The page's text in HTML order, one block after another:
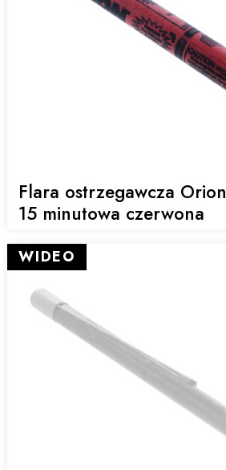
Flara ostrzegawcza Orion
15 minutowa czerwona
WIDEO